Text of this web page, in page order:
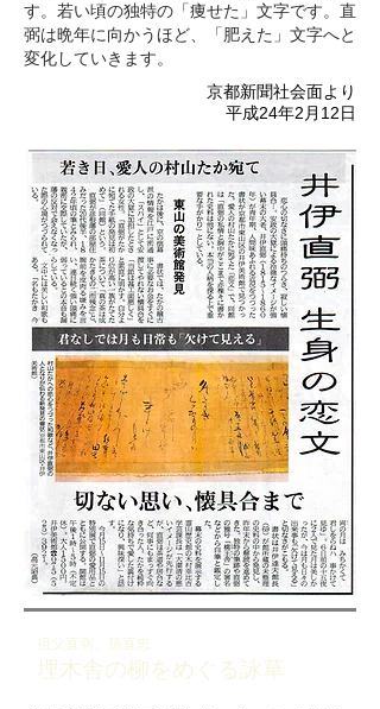
す。若い頃の独特の「痩せた」文字です。直
弼は晩年に向かうほど、「肥えた」文字へと
変化していきます。
京都新聞社会面より
平成24年2月12日
祖父直弼、孫直忠
埋木舎の柳をめぐる詠草